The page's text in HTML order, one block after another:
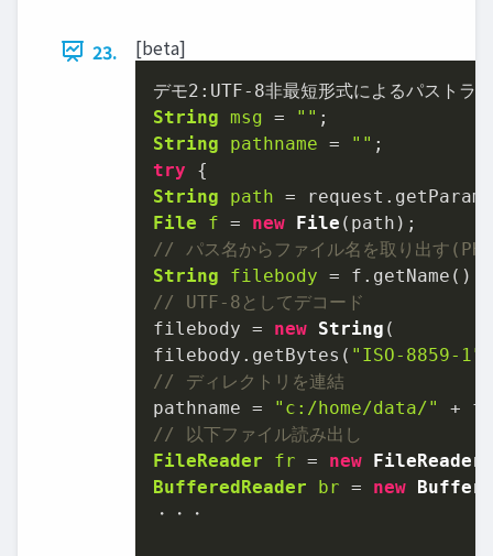
23. [beta]
デモ2 :UTF- 8
String msg = ""
String
pathname = ""
try
String
path =
File
f = new File
// パス名からファイル名を取り出す
String
filebody =
// UTF-8としてデコード
filebody = new String (
filebody.getBytes( "ISO-8859-1"
// ディレクトリを連結
pathname =
"c:/home/data/"
// 以下ファイル読み出し
FileReader
fr = new FileReader
BufferedReader
br = new
・・・